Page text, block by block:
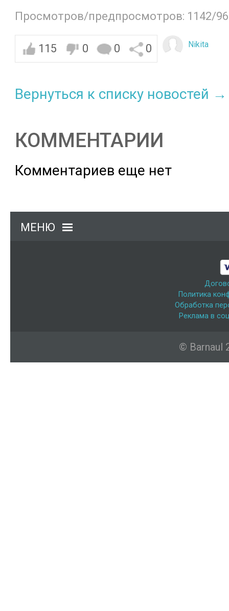
Просмотров/предпросмотров: 1142/
115 0 0 0 Nikita
Вернуться к списку новостей →
КОММЕНТАРИИ
Комментариев еще нет
МЕНЮ
Политика
Обработка
Реклама в
© Barnaul